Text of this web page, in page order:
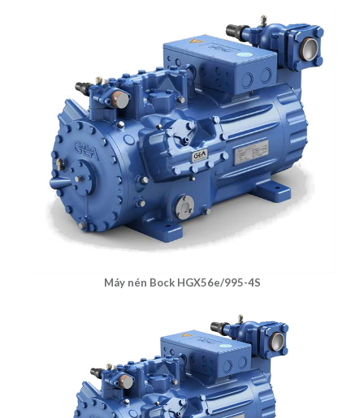
Máy nén Bock HGX56e/995-4S